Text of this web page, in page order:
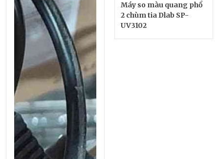
Máy so màu quang phổ
2 chùm tia Dlab SP-
UV3102